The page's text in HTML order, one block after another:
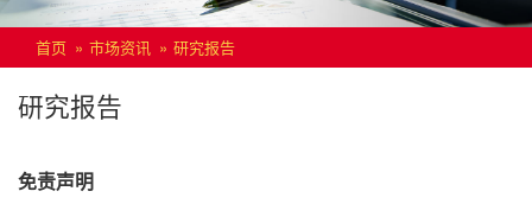
首页 市场资讯 研究报告
研究报告
免责声明